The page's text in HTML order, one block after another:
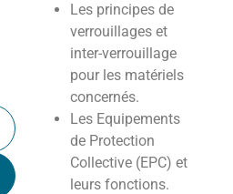
Les principes de
verrouillages et
inter-verrouillage
pour les matériels
concernés.
Les Equipements
de Protection
Collective (EPC) et
leurs fonctions.